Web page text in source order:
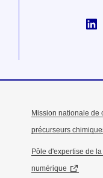
Mission nationale de
précurseurs
Pôle d'expertise de
numérique